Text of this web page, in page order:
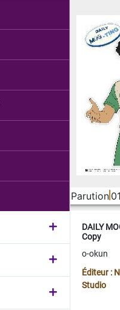
Parution
DAILY
Copy
o-okun
Éditeur :
Studio